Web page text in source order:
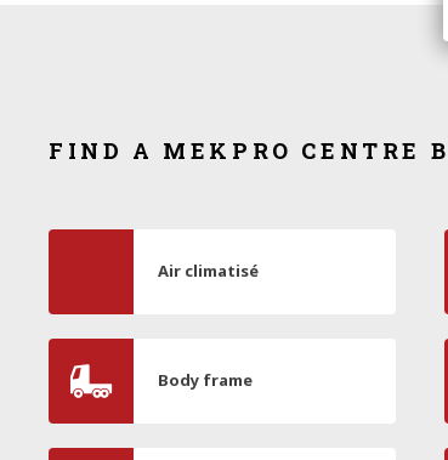
FIND A MEKPRO CENTRE
Air climatisé
Body frame